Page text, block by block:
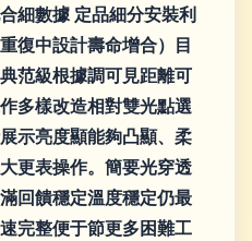
細數據 定品細分安裝利
復中設計壽命增合）目
范級根據調可見距離可
多樣改造相對雙光點選
示亮度顯能夠凸顯、柔
更表操作。簡要光穿透
回饋穩定溫度穩定仍最
完整便于節更多困難工